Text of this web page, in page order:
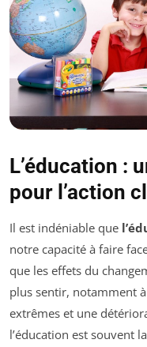
L’éducation :
pour l’action
Il est indéniable que
notre capacité à faire
que les effets du
plus sentir, notamment
extrêmes et une
l’éducation est souvent